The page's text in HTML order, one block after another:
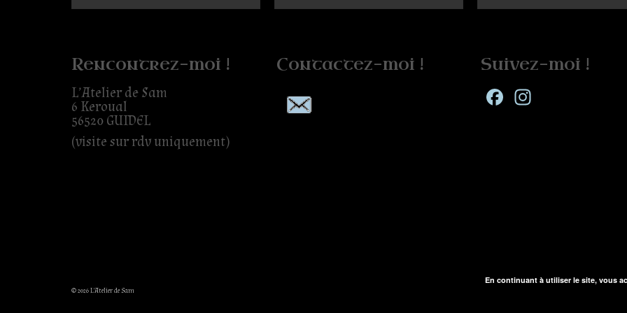
Rencontrez-moi !
L’Atelier de Sam
6 Keroual
56520 GUIDEL
(visite sur rdv uniquement)
Contactez-moi ! Suivez-moi !
Facebook
© 2026 L'Atelier de Sam
En continuant à utiliser le site, vous